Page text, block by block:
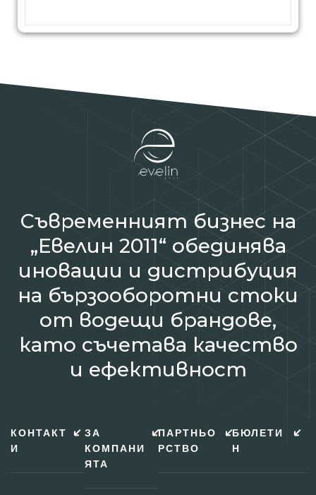
Съвременният бизнес на
„Евелин 2011“ обединява
иновации и дистрибуция
на бързооборотни стоки
от водещи брандове,
като съчетава качество
и ефективност
КОНТАКТ
И
ЗА
КОМПАНИ
ЯТА
ПАРТНЬО
РСТВО
БЮЛЕТИ
Н